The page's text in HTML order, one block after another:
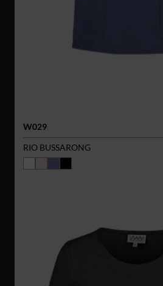
W029
RIO BUSSARONG